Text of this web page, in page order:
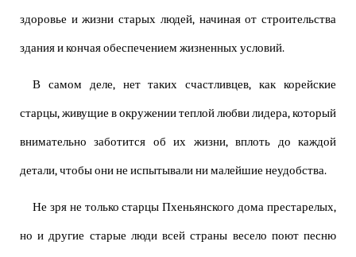
здоровье и жизни старых людей, начиная от строительства
здания и кончая обеспечением жизненных условий.
В самом деле, нет таких счастливцев, как корейские
старцы, живущие в окружении теплой любви лидера, который
внимательно заботится об их жизни, вплоть до каждой
детали, чтобы они не испытывали ни малейшие неудобства.
Не зря не только старцы Пхеньянского дома престарелых,
но и другие старые люди всей страны весело поют песню